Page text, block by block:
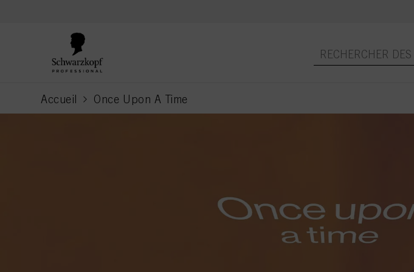
Accueil Once Upon A Time
current page